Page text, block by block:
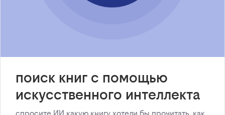
поиск книг с помощью
искусственного интеллекта